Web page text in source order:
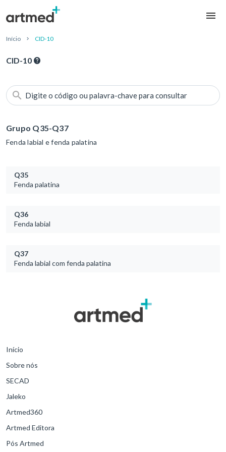
Início CID-10
CID-10
Digite o código ou palavra-chave para consultar
Grupo Q35-Q37
Fenda labial e fenda palatina
Q35
Fenda palatina
Q36
Fenda labial
Q37
Fenda labial com fenda palatina
Início
Sobre nós
SECAD
Jaleko
Artmed360
Artmed Editora
Pós Artmed